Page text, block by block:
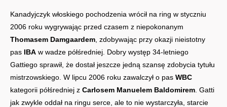
Kanadyjczyk włoskiego pochodzenia wrócił na ring w styczniu
2006 roku wygrywając przed czasem z niepokonanym
Thomasem Damgaardem , zdobywając przy okazji nieistotny
pas IBA w wadze półśredniej. Dobry występ 34-letniego
Gattiego sprawił, że dostał jeszcze jedną szansę zdobycia tytułu
mistrzowskiego. W lipcu 2006 roku zawalczył o pas WBC
kategorii półśredniej z Carlosem Manuelem Baldomirem . Gatti
jak zwykle oddał na ringu serce, ale to nie wystarczyła, starcie